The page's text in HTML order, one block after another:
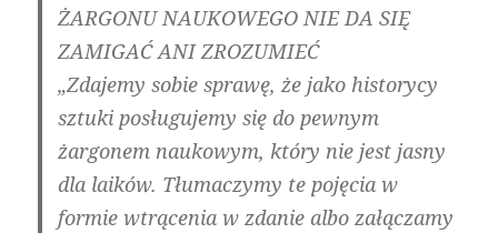
ŻARGONU NAUKOWEGO NIE DA SIĘ
ZAMIGAĆ ANI ZROZUMIEĆ
„Zdajemy sobie sprawę, że jako historycy
sztuki posługujemy się do pewnym
żargonem naukowym, który nie jest jasny
dla laików. Tłumaczymy te pojęcia w
formie wtrącenia w zdanie albo załączamy